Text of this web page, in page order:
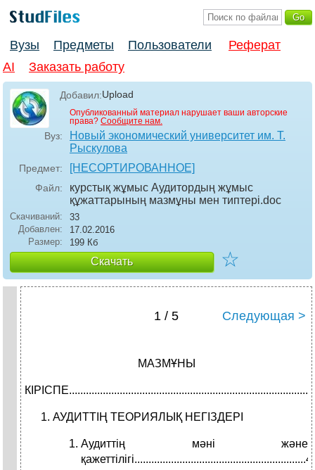
Вузы Предметы Пользователи
Реферат
AI
Заказать работу
Добавил:Upload
Опубликованный материал нарушает ваши авторские
права? Сообщите нам.
Вуз:
Новый экономический университет им. Т.
Рыскулова
Предмет: [НЕСОРТИРОВАННОЕ]
Файл:
курстық жұмыс Аудитордың жұмыс
құжаттарының мазмұны мен типтері.doc
Скачиваний:
33
Добавлен:
17.02.2016
Размер:
199 Кб
Скачать ☆
1 / 5 Следующая >
МАЗМҰНЫ
АУДИТТІҢ ТЕОРИЯЛЫҚ НЕГІЗДЕРІ
Аудиттің мәні және
қажеттілігі.............................................................4